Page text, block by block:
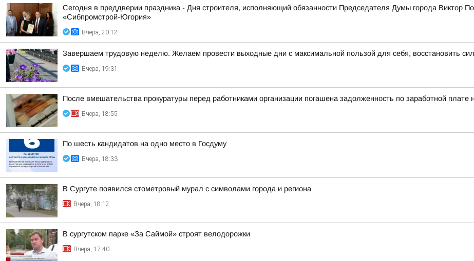
Сегодня в преддверии праздника - Дня строителя, исполняющий обязанности Председателя Думы города Виктор
«Сибпромстрой-Югория»
Вчера, 20:12
Завершаем трудовую неделю. Желаем провести выходные дни с максимальной пользой для себя, восстановить
Вчера, 19:31
После вмешательства прокуратуры перед работниками организации погашена задолженность по заработной
Вчера, 18:55
По шесть кандидатов на одно место в Госдуму
Вчера, 18:33
В Сургуте появился стометровый мурал с символами города и региона
Вчера, 18:12
В сургутском парке «За Саймой» строят велодорожки
Вчера, 17:40